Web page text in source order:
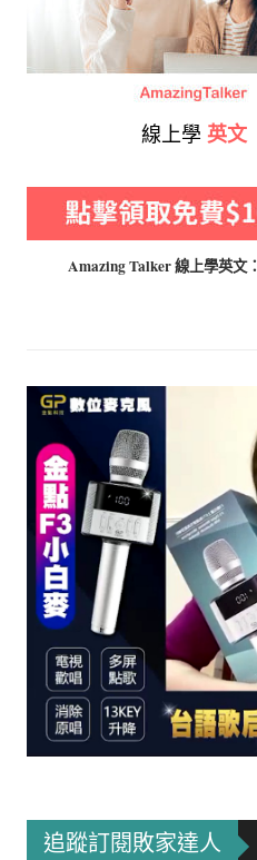
線上學 英文
Amazing Talker 線上學英文：
追蹤訂閱敗家達人